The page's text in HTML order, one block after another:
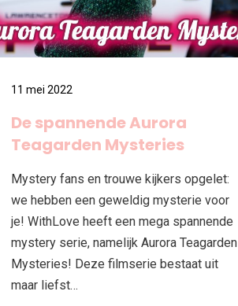
11 mei 2022
De spannende Aurora
Teagarden Mysteries
Mystery fans en trouwe kijkers opgelet:
we hebben een geweldig mysterie voor
je! WithLove heeft een mega spannende
mystery serie, namelijk Aurora Teagarden
Mysteries! Deze filmserie bestaat uit
maar liefst…